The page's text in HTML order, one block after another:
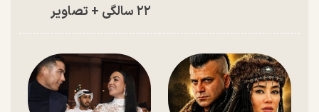
۲۲ سالگی + تصاویر